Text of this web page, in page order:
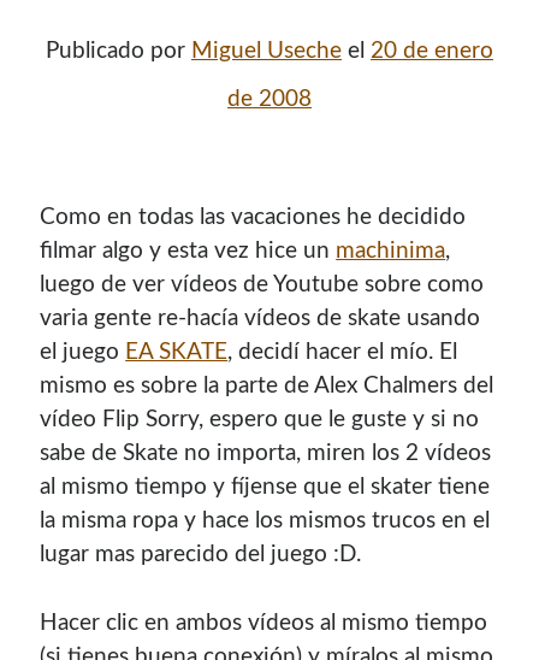
¡Hola mi nombre es Miguel Useche!
Soy desarrollador web
, colaboro en comunidades como
promuevo tecnologías abiertas, mantengo
o dar charlas.
Publicado por Miguel Useche el 20 de enero
de 2008
Como en todas las vacaciones he decidido
filmar algo y esta vez hice un machinima,
luego de ver ví­deos de Youtube sobre como
varia gente re-hací­a ví­deos de skate usando
el juego EA SKATE, decidí­ hacer el mí­o. El
mismo es sobre la parte de Alex Chalmers del
ví­deo Flip Sorry, espero que le guste y si no
sabe de Skate no importa, miren los 2 ví­deos
al mismo tiempo y fí­jense que el skater tiene
la misma ropa y hace los mismos trucos en el
lugar mas parecido del juego :D.
Hacer clic en ambos ví­deos al mismo tiempo